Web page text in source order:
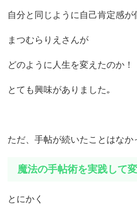
自分と同じように自己肯定感が
まつむらりえさんが
どのように人生を変えたのか！
とても興味がありました｡
ただ、手帖が続いたことはなか
魔法の手帖術を実践して
とにかく